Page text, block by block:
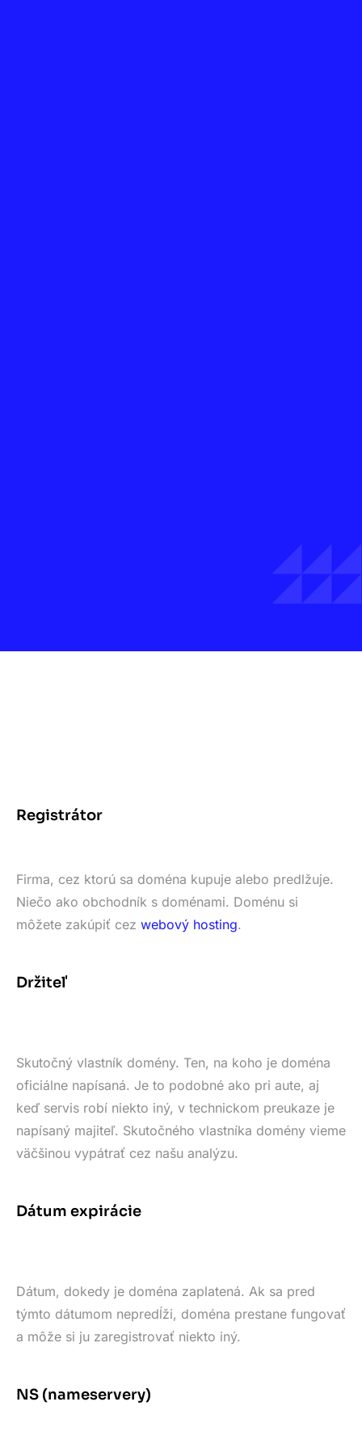
Registrátor
Firma, cez ktorú sa doména kupuje alebo predlžuje.
Niečo ako obchodník s doménami. Doménu si
môžete zakúpiť cez webový hosting.
Držiteľ
Skutočný vlastník domény. Ten, na koho je doména
oficiálne napísaná. Je to podobné ako pri aute, aj
keď servis robí niekto iný, v technickom preukaze je
napísaný majiteľ. Skutočného vlastníka domény vieme
väčšinou vypátrať cez našu analýzu.
Dátum expirácie
Dátum, dokedy je doména zaplatená. Ak sa pred
týmto dátumom nepredĺži, doména prestane fungovať
a môže si ju zaregistrovať niekto iný.
NS (nameservery)